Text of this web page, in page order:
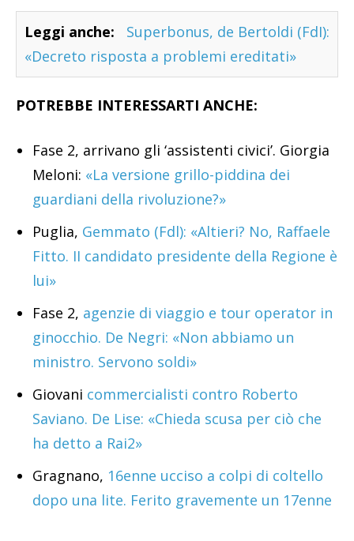
Leggi anche:
Superbonus, de Bertoldi (FdI):
«Decreto risposta a problemi ereditati»
POTREBBE INTERESSARTI ANCHE:
Fase 2, arrivano gli ‘assistenti civici’. Giorgia
Meloni: «La versione grillo-piddina dei
guardiani della rivoluzione?»
Puglia, Gemmato (Fdl): «Altieri? No, Raffaele
Fitto. II candidato presidente della Regione è
lui»
Fase 2, agenzie di viaggio e tour operator in
ginocchio. De Negri: «Non abbiamo un
ministro. Servono soldi»
Giovani commercialisti contro Roberto
Saviano. De Lise: «Chieda scusa per ciò che
ha detto a Rai2»
Gragnano, 16enne ucciso a colpi di coltello
dopo una lite. Ferito gravemente un 17enne